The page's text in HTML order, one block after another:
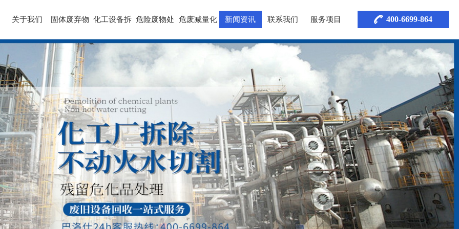
400-6699-864
关于我们 固体废弃物 化工设备拆 危险废物处 危废减量化 新闻资讯 联系我们 服务项目